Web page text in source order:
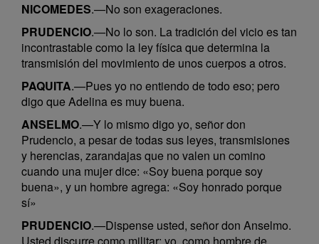
NICOMEDES.—No son exageraciones.
PRUDENCIO.—No lo son. La tradición del vicio es tan
incontrastable como la ley física que determina la
transmisión del movimiento de unos cuerpos a otros.
PAQUITA.—Pues yo no entiendo de todo eso; pero
digo que Adelina es muy buena.
ANSELMO.—Y lo mismo digo yo, señor don
Prudencio, a pesar de todas sus leyes, transmisiones
y herencias, zarandajas que no valen un comino
cuando una mujer dice: «Soy buena porque soy
buena», y un hombre agrega: «Soy honrado porque
sí»
PRUDENCIO.—Dispense usted, señor don Anselmo.